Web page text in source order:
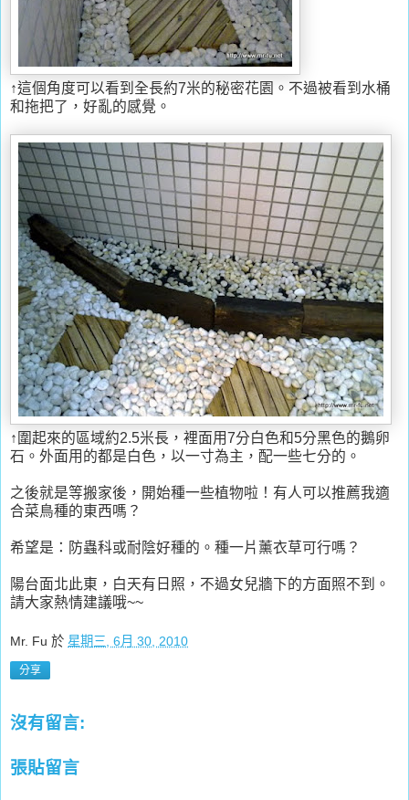
↑這個角度可以看到全長約7米的秘密花園。不過被看到水桶
和拖把了，好亂的感覺。
↑圍起來的區域約2.5米長，裡面用7分白色和5分黑色的鵝卵
石。外面用的都是白色，以一寸為主，配一些七分的。
之後就是等搬家後，開始種一些植物啦！有人可以推薦我適
合菜鳥種的東西嗎？
希望是：防蟲科或耐陰好種的。種一片薰衣草可行嗎？
陽台面北此東，白天有日照，不過女兒牆下的方面照不到。
請大家熱情建議哦~~
Mr. Fu 於 星期三, 6月 30, 2010
分享
沒有留言:
張貼留言